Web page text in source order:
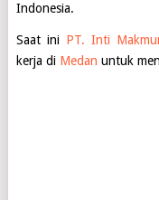
Indonesia.
Saat ini PT. Inti
kerja di Medan untuk